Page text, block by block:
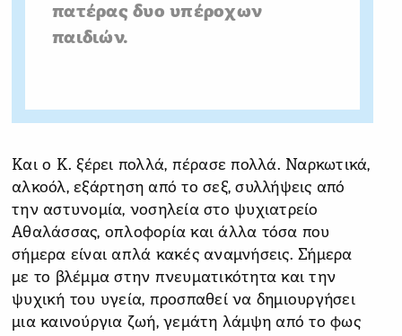
πατέρας δυο υπέροχων
παιδιών.
Και ο Κ. ξέρει πολλά, πέρασε πολλά. Ναρκωτικά,
αλκοόλ, εξάρτηση από το σεξ, συλλήψεις από
την αστυνομία, νοσηλεία στο ψυχιατρείο
Αθαλάσσας, οπλοφορία και άλλα τόσα που
σήμερα είναι απλά κακές αναμνήσεις. Σήμερα
με το βλέμμα στην πνευματικότητα και την
ψυχική του υγεία, προσπαθεί να δημιουργήσει
μια καινούργια ζωή, γεμάτη λάμψη από το φως